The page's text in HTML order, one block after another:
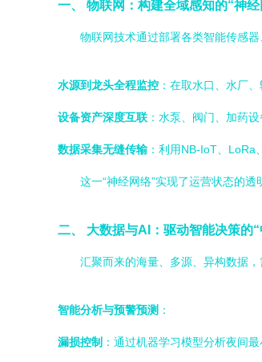
一、 物联网：构建全域感知的“神经
物联网技术通过部署各类智能传感器
水源到龙头全程监控 ：在取水口、水厂
设备资产深度互联 ：水泵、阀门、加药
数据采集无缝传输 ：利用NB-IoT、LoRa
这一“神经网络”实现了运营状态的
二、 大数据与AI：驱动智能决策的
汇聚而来的海量、多源、异构数据
智能分析与预警预测 ：
漏损控制 ：通过机器学习模型分析夜间